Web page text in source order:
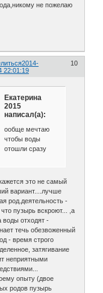
не пожелаю
10
2014-
22:01:19
Екатерина
2015
написал(а):
ообще мечтаю
чтобы воды
отошли сразу
это не самый
вариант....лучше
род.деятельность -
пузырь вскроют... ,а
воды отходят -
течь обезвоженный
- время строго
затягивание
неприятными
опыту (двое
родов пузырь